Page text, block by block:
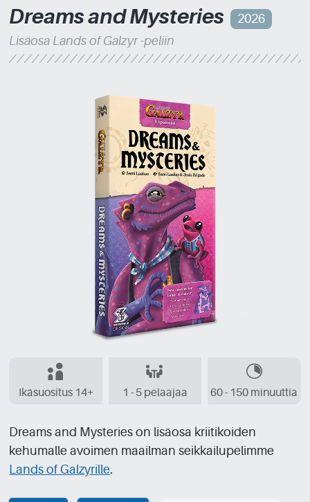
Dreams and Mysteries
2026
Lisäosa Lands of Galzyr -peliin
Ikäsuositus 14+ 1 - 5 pelaajaa 60 - 150 minuuttia
Dreams and Mysteries on lisäosa kriitikoiden
kehumalle avoimen maailman seikkailupelimme
Lands of Galzyrille.